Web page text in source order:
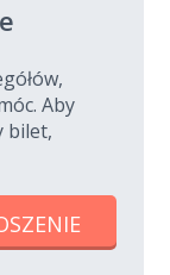
Aby
bilet,